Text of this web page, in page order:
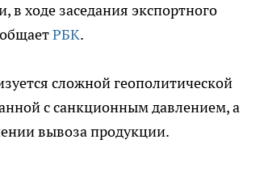
ходе заседания экспортного
РБК.
сложной геополитической
с санкционным давлением, а
вывоза продукции.